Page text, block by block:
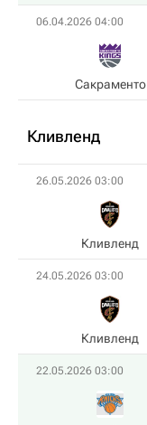
06.04.2026 04:00
Сакраменто
Кливленд
26.05.2026 03:00
Кливленд
24.05.2026 03:00
Кливленд
22.05.2026 03:00